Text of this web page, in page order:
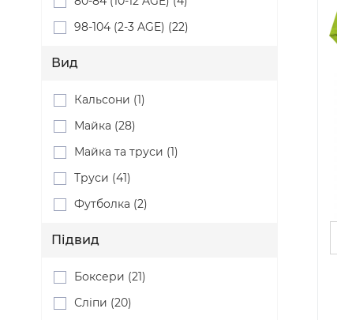
98-104 (2-3 AGE) (22)
Вид
Кальсони (1)
Майка (28)
Майка та труси (1)
Труси (41)
Футболка (2)
Підвид
Боксери (21)
Сліпи (20)